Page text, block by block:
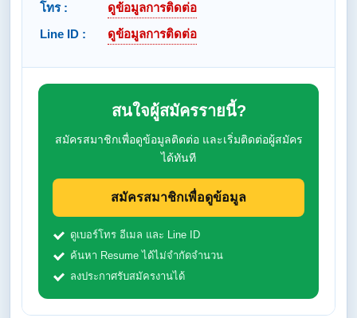
โทร :
ดูข้อมูลการติดต่อ
Line ID :
ดูข้อมูลการติดต่อ
สนใจผู้สมัครรายนี้?
สมัครสมาชิกเพื่อดูข้อมูลติดต่อ และเริ่มติดต่อผู้สมัคร
ได้ทันที
สมัครสมาชิกเพื่อดูข้อมูล
ดูเบอร์โทร อีเมล และ Line ID
ค้นหา Resume ได้ไม่จำกัดจำนวน
ลงประกาศรับสมัครงานได้